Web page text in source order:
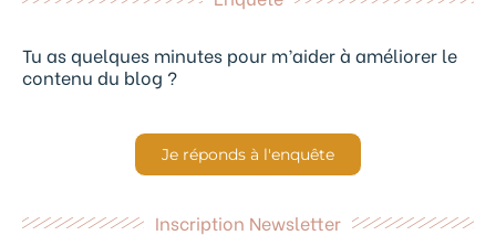
Tu as quelques minutes pour m’aider à améliorer le
contenu du blog ?
Je réponds à l'enquête
Inscription Newsletter